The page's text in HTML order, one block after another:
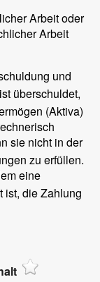
Arbeit oder
Arbeit
und
überschuldet,
(Aktiva)
sie nicht in der
zu erfüllen.
eine
ist, die Zahlung